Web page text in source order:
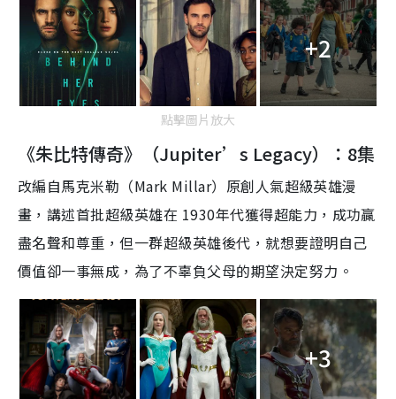
+2
點擊圖片放大
《朱比特傳奇》（Jupiter’s Legacy）：8集
改編自馬克米勒（Mark Millar）原創人氣超級英雄漫
畫，講述首批超級英雄在 1930年代獲得超能力，成功贏
盡名聲和尊重，但一群超級英雄後代，就想要證明自己
價值卻一事無成，為了不辜負父母的期望決定努力 。
+3